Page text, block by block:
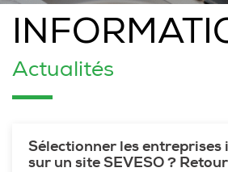
Actualités
Sélectionner les entreprises
sur un site SEVESO ?